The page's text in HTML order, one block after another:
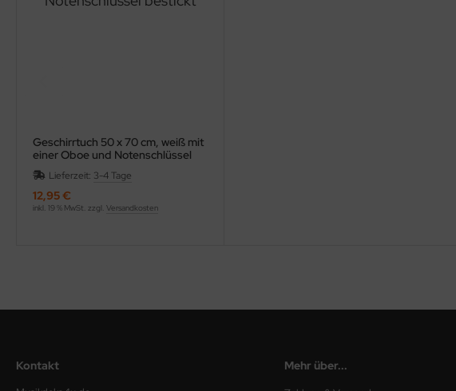
Geschirrtuch 50 x 70 cm, weiß mit
einer Oboe und Notenschlüssel
bestickt
Lieferzeit: 3-4 Tage
12,95 €
inkl. 19 % MwSt. zzgl. Versandkosten
Kontakt Mehr über...